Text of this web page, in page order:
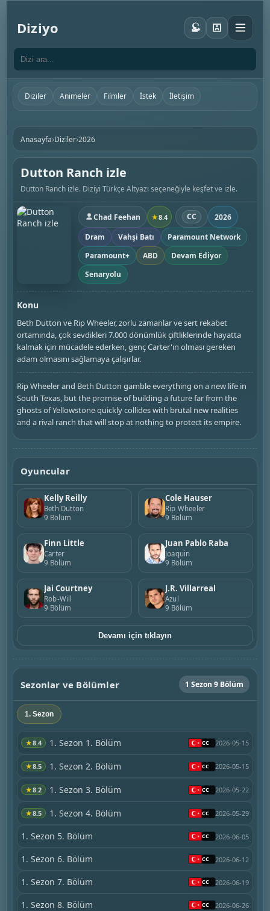
Diziyo
Diziler Animeler Filmler İstek İletişim
Anasayfa›Diziler›2026
Dutton Ranch izle
Dutton Ranch izle. Diziyi Türkçe Altyazı seçeneğiyle keşfet ve izle.
Chad Feehan ★8.4 CC
2026
Dram
Vahşi Batı
Paramount Network
Paramount+
ABD
Devam Ediyor
Senaryolu
Konu
Beth Dutton ve Rip Wheeler, zorlu zamanlar ve sert rekabet
ortamında, çok sevdikleri 7.000 dönümlük çiftliklerinde hayatta
kalmak için mücadele ederken, genç Carter'ın olması gereken
adam olmasını sağlamaya çalışırlar.
Rip Wheeler and Beth Dutton gamble everything on a new life in
South Texas, but the promise of building a future far from the
ghosts of Yellowstone quickly collides with brutal new realities
and a rival ranch that will stop at nothing to protect its empire.
Oyuncular
Kelly Reilly
Beth Dutton
9 Bölüm
Cole Hauser
Rip Wheeler
9 Bölüm
Finn Little
Carter
9 Bölüm
Juan Pablo Raba
Joaquin
9 Bölüm
Jai Courtney
Rob-Will
9 Bölüm
J.R. Villarreal
Azul
9 Bölüm
Devamı için tıklayın
Sezonlar ve Bölümler 1 Sezon 9 Bölüm
1. Sezon
★8.4 1. Sezon 1. Bölüm 2026-05-15
★8.5 1. Sezon 2. Bölüm 2026-05-15
★8.2 1. Sezon 3. Bölüm 2026-05-22
★8.5 1. Sezon 4. Bölüm 2026-05-29
1. Sezon 5. Bölüm 2026-06-05
1. Sezon 6. Bölüm 2026-06-12
1. Sezon 7. Bölüm 2026-06-19
1. Sezon 8. Bölüm 2026-06-26